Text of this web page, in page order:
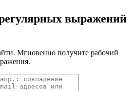
выражений
Мгновенно получите рабочий